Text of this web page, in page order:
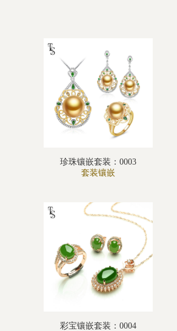
珍珠镶嵌套装：0003
套装镶嵌
彩宝镶嵌套装：0004